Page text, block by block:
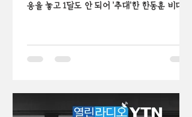
응을 놓고 1달도 안 되어 '추대'한 한동훈 비대위
재 현장이...